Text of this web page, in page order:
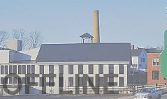
OFFLINE